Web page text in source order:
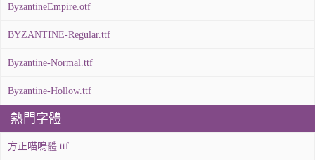
ByzantineEmpire.otf
BYZANTINE-Regular.ttf
Byzantine-Normal.ttf
Byzantine-Hollow.ttf
熱門字體
方正喵嗚體.ttf